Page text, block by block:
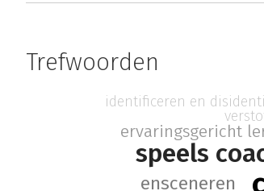
Trefwoorden
speels
ensceneren
ervaringsgericht
identificeren en